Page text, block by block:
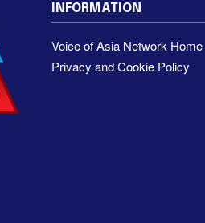
INFORMATION
Voice of Asia Network Home
Privacy and Cookie Policy